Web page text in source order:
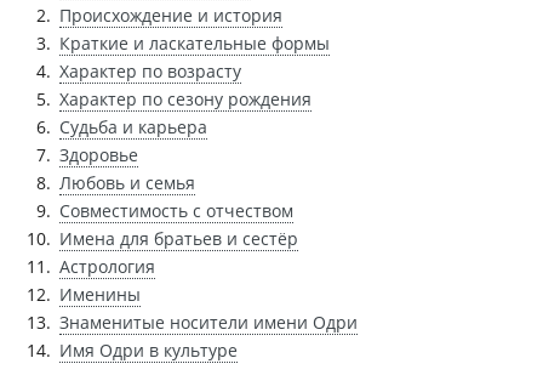
Происхождение и история
Краткие и ласкательные формы
Характер по возрасту
Характер по сезону рождения
Судьба и карьера
Здоровье
Любовь и семья
Совместимость с отчеством
Имена для братьев и сестёр
Астрология
Именины
Знаменитые носители имени Одри
Имя Одри в культуре